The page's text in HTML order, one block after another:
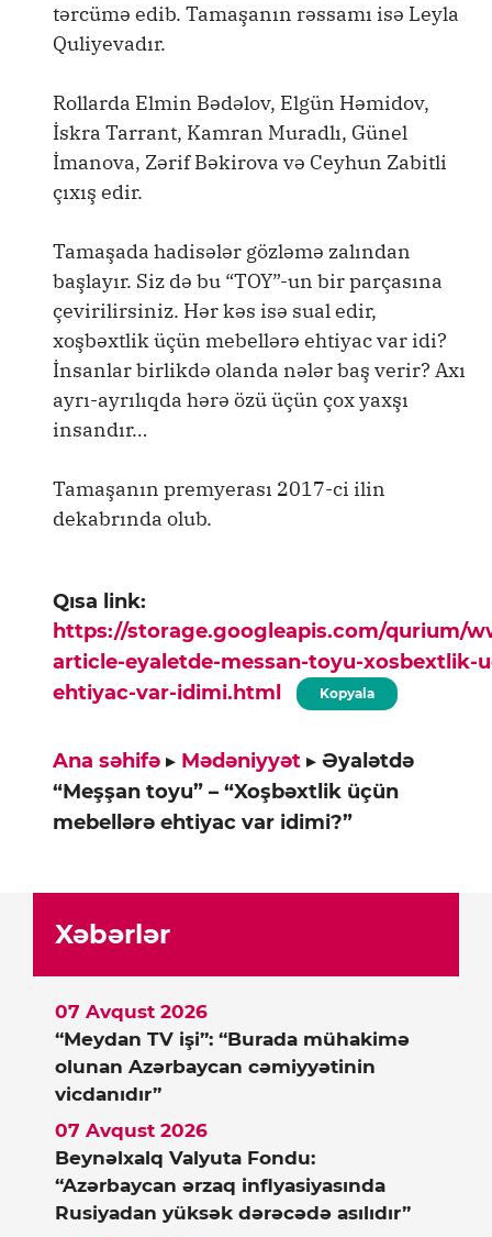
tərcümə edib. Tamaşanın rəssamı isə Leyla
Quliyevadır.
Rollarda Elmin Bədəlov, Elgün Həmidov,
İskra Tarrant, Kamran Muradlı, Günel
İmanova, Zərif Bəkirova və Ceyhun Zabitli
çıxış edir.
Tamaşada hadisələr gözləmə zalından
başlayır. Siz də bu “TOY”-un bir parçasına
çevirilirsiniz. Hər kəs isə sual edir,
xoşbəxtlik üçün mebellərə ehtiyac var idi?
İnsanlar birlikdə olanda nələr baş verir? Axı
ayrı-ayrılıqda hərə özü üçün çox yaxşı
insandır…
Tamaşanın premyerası 2017-ci ilin
dekabrında olub.
Qısa link:
https://storage.googleapis.com/qurium/
article-eyaletde-messan-toyu-xosbextlik-
ehtiyac-var-idimi.html
Kopyala
Ana səhifə ▸ Mədəniyyət ▸ Əyalətdə
“Meşşan toyu” – “Xoşbəxtlik üçün
mebellərə ehtiyac var idimi?”
Xəbərlər
“Meydan TV işi”: “Burada mühakimə
olunan Azərbaycan cəmiyyətinin
vicdanıdır”
07 Avqust 2026
Beynəlxalq Valyuta Fondu:
“Azərbaycan ərzaq inflyasiyasında
Rusiyadan yüksək dərəcədə asılıdır”
07 Avqust 2026